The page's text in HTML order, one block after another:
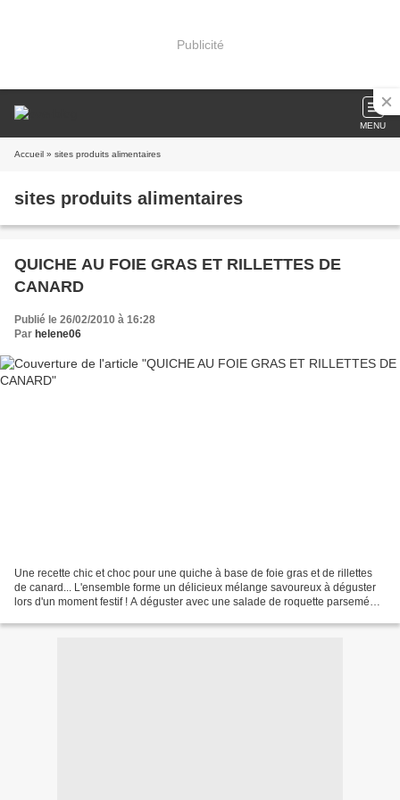
Publicité
MENU
Accueil » sites produits alimentaires
sites produits alimentaires
QUICHE AU FOIE GRAS ET RILLETTES DE
CANARD
Publié le 26/02/2010 à 16:28
Par helene06
Une recette chic et choc pour une quiche à base de foie gras et de rillettes
de canard... L'ensemble forme un délicieux mélange savoureux à déguster
lors d'un moment festif ! A déguster avec une salade de roquette parsemée